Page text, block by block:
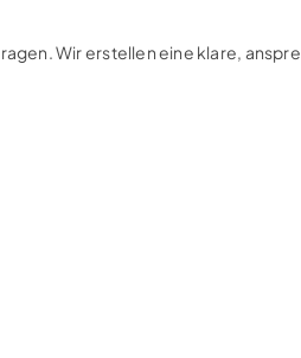
Wir erstellen eine klare,